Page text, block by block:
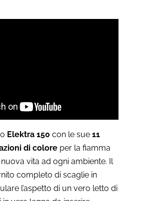
Elektra 150 con le sue 11
di coloreper la fiamma
vita ad ogni ambiente. Il
completo di scaglie in
l’aspetto di un vero letto di